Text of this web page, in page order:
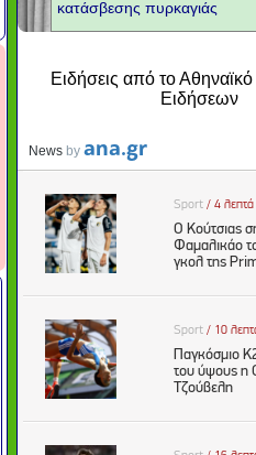
Ειδήσεις από το
Ειδήσεων